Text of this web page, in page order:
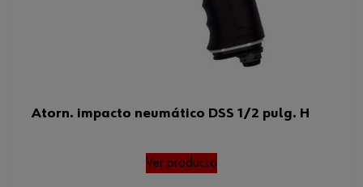
Atorn. impacto neumático DSS 1/2 pulg. H
Ver producto